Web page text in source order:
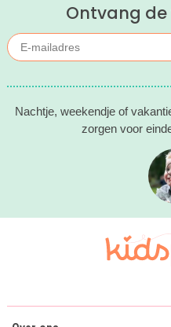
Ontvang
Nachtje, weekendje of
zorgen voor